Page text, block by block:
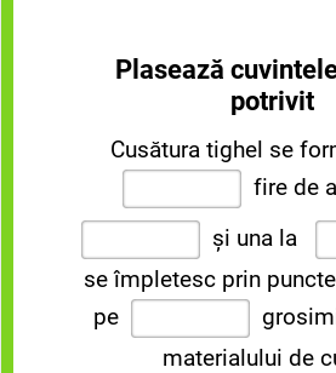
Plasează
potrivit
Cusătura tighel se
fire de
și una la
se împletesc prin
pe
materialului de